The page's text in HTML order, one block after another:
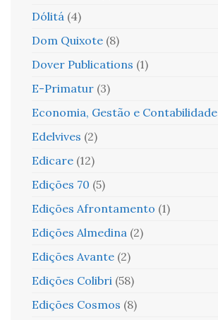
Dólitá (4)
Dom Quixote (8)
Dover Publications (1)
E-Primatur (3)
Economia, Gestão e Contabilidade
Edelvives (2)
Edicare (12)
Edições 70 (5)
Edições Afrontamento (1)
Edições Almedina (2)
Edições Avante (2)
Edições Colibri (58)
Edições Cosmos (8)